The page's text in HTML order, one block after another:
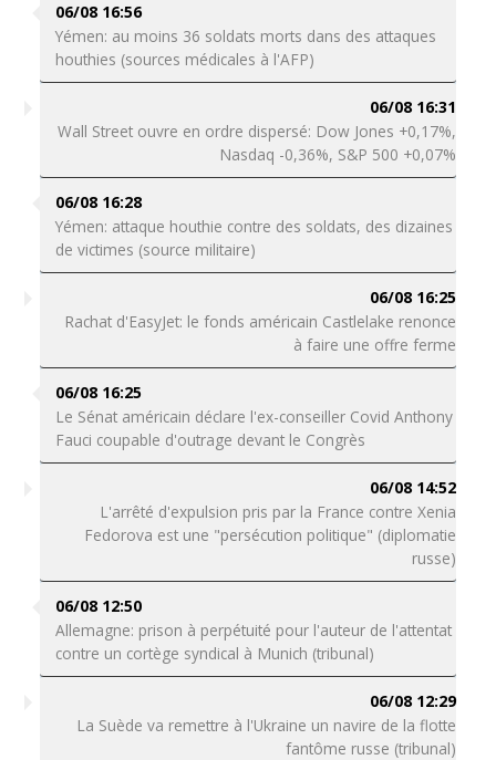
06/08 16:56
Yémen: au moins 36 soldats morts dans des attaques
houthies (sources médicales à l'AFP)
06/08 16:31
Wall Street ouvre en ordre dispersé: Dow Jones +0,17%,
Nasdaq -0,36%, S&P 500 +0,07%
06/08 16:28
Yémen: attaque houthie contre des soldats, des dizaines
de victimes (source militaire)
06/08 16:25
Rachat d'EasyJet: le fonds américain Castlelake renonce
à faire une offre ferme
06/08 16:25
Le Sénat américain déclare l'ex-conseiller Covid Anthony
Fauci coupable d'outrage devant le Congrès
06/08 14:52
L'arrêté d'expulsion pris par la France contre Xenia
Fedorova est une "persécution politique" (diplomatie
russe)
06/08 12:50
Allemagne: prison à perpétuité pour l'auteur de l'attentat
contre un cortège syndical à Munich (tribunal)
06/08 12:29
La Suède va remettre à l'Ukraine un navire de la flotte
fantôme russe (tribunal)